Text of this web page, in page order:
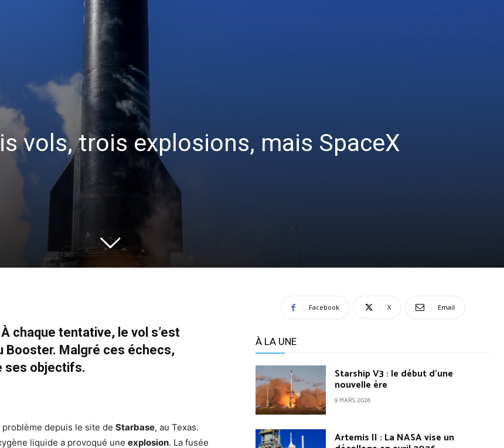
vols, trois explosions, mais SpaceX
chaque tentative, le vol s’est
Booster. Malgré ces échecs,
ses objectifs.
depuis le site de Starbase, au Texas.
liquide a provoqué une explosion. La fusée
Facebook X Email
À LA UNE
Starship V3 : le début d’une
nouvelle ère
9 MARS 2026
Artemis II : La NASA vise un